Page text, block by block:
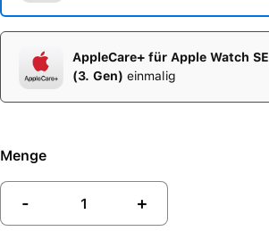
AppleCare+ für Apple Watch SE
(3. Gen) einmalig
Menge
- +